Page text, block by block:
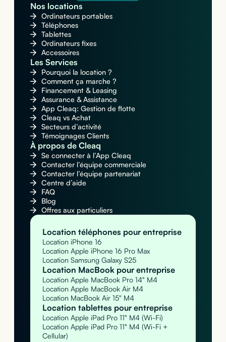
Nos locations
Ordinateurs portables
Téléphones
Tablettes
Ordinateurs fixes
Accessoires
Les Services
Pourquoi la location ?
Comment ça marche ?
Financement & Leasing
Assurance & Assistance
App Cleaq: Gestion de flotte
Cleaq vs Achat
Secteurs d’activité
Témoignages Clients
À propos de Cleaq
Se connecter à l’App Cleaq
Contacter l’équipe commerciale
Contacter l’équipe partenariat
Centre d’aide
FAQ
Blog
Offres aux particuliers
Location téléphones pour entreprise
Location iPhone 16
Location Apple iPhone 16 Pro Max
Location Samsung Galaxy S25
Location MacBook pour entreprise
Location Apple MacBook Pro 14" M4
Location Apple MacBook Air M4
Location MacBook Air 15" M4
Location tablettes pour entreprise
Location Apple iPad Pro 11" M4 (Wi-Fi)
Location Apple iPad Pro 11" M4 (Wi-Fi +
Cellular)